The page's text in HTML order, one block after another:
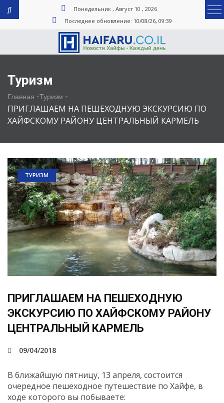
Понедельник , Август 10 , 2026
Последнее обновление: 10/08/26, 09:39
Туризм
Главная -Туризм -
ПРИГЛАШАЕМ НА ПЕШЕХОДНУЮ ЭКСКУРСИЮ ПО
ХАЙФСКОМУ РАЙОНУ ЦЕНТРАЛЬНЫЙ КАРМЕЛЬ
ТУРИЗМ
ПРИГЛАШАЕМ НА ПЕШЕХОДНУЮ
ЭКСКУРСИЮ ПО ХАЙФСКОМУ РАЙОНУ
ЦЕНТРАЛЬНЫЙ КАРМЕЛЬ
09/04/2018
В ближайшую пятницу, 13 апреля, состоится
очередное пешеходное путешествие по Хайфе, в
ходе которого вы побываете: